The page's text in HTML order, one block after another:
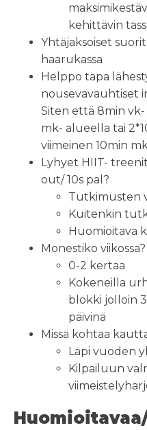
kehittävin
Yhtäjaksoiset
haarukassa
Helppo tapa
nousevavauhtiset
Siten että 8min
mk- alueella tai
viimeinen 10min
Lyhyet HIIT-
out/ 10s pal?
Tutkimusten
Kuitenkin
Huomioitava
Monestiko viikossa?
0-2 kertaa
Kokeneilla
blokki jolloin
päivinä
Missä kohtaa
Läpi vuoden
Kilpailuun